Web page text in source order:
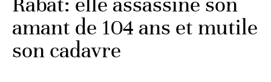
amant de 104 ans et mutile
son cadavre